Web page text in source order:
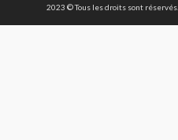
2023 © Tous les droits sont